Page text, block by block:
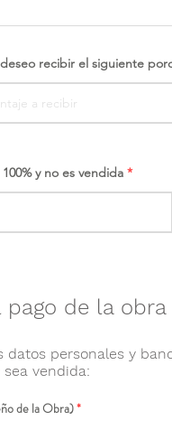
recibir el siguiente
y no es vendida
pago de la obra
datos personales y
vendida:
de la Obra)